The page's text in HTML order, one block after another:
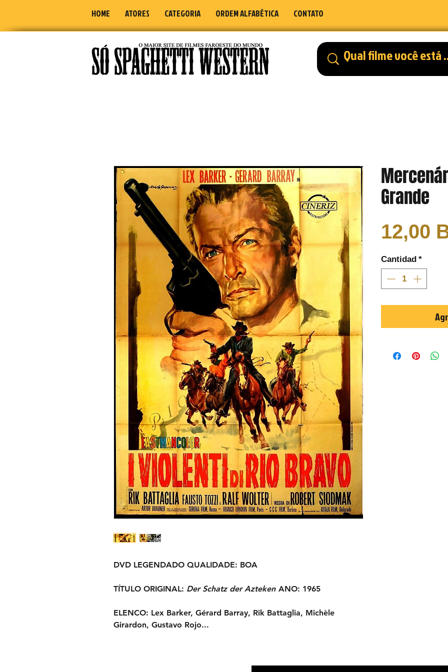
HOME ATORES CATEGORIA ORDEM ALFABÉTICA CONTATO
DVD LEGENDADO QUALIDADE: BOA
TÍTULO ORIGINAL: Der Schatz der Azteken ANO: 1965
ELENCO: Lex Barker, Gérard Barray, Rik Battaglia, Michèle
Girardon, Gustavo Rojo...
Grande
12,00
Cantidad *